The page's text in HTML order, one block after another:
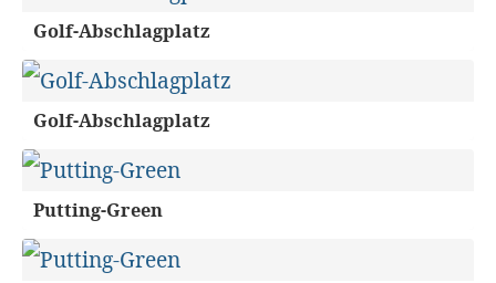
Golf-Abschlagplatz
Golf-Abschlagplatz
Putting-Green